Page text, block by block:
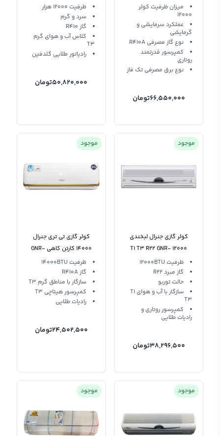
12BB T3 R410A
میزان ظرفیت کولر
12000
عملکرد سرمایشی و
گرمایشی
نوع گاز مصرفی R410A
کمپرسور قدرتمند
روتاری
نوع برق مصرفی تک فاز
66,550,000تومان
T3 ظرفیت 12000 هزار
سرد و گرم
گاز R410
کلاس آب و هوای گرم
T3
رادیاتور طلایی گلدفین
50,820,000تومان
موجود
کولر گازی جنرال لبخندی
12000 T1 T3 R22 GNR-
12GW AA General
ظرفیت 12000BTU
گاز مبرد R22
حالت توربو
سازگار با آب و هوای T1
T3
کمپرسور روتاری و
رادیات طلایی
38,296,500تومان
موجود
کولر گازی تی تری جنرال
14000 کارتن کاهی GNR-
14K-SA T3General T3
ظرفیت 14000BTU
گاز R410A
سازگار با مناطق گرم T3
کمپرسور هیتاچی T3
رادیات طلایی
24,502,500تومان
موجود موجود